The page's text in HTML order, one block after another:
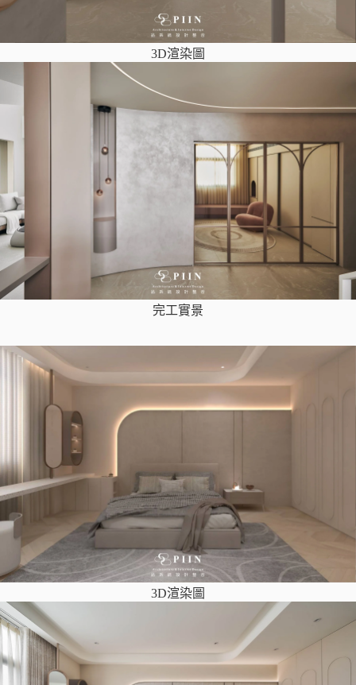
3D渲染圖
完工實景
3D渲染圖